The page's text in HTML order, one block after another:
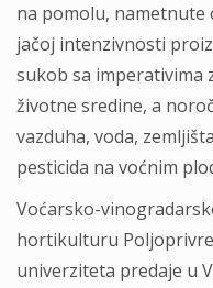
na pomolu, nametnute
jačoj intenzivnosti
sukob sa imperativima
životne sredine, a
vazduha, voda,
pesticida na voćnim
Voćarsko-
hortikulturu
univerziteta predaje u